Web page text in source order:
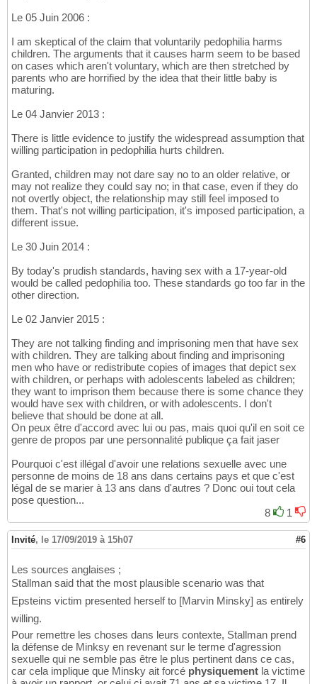
Le 05 Juin 2006 :
I am skeptical of the claim that voluntarily pedophilia harms
children. The arguments that it causes harm seem to be based
on cases which aren't voluntary, which are then stretched by
parents who are horrified by the idea that their little baby is
maturing.
Le 04 Janvier 2013 :
There is little evidence to justify the widespread assumption that
willing participation in pedophilia hurts children.
Granted, children may not dare say no to an older relative, or
may not realize they could say no; in that case, even if they do
not overtly object, the relationship may still feel imposed to
them. That's not willing participation, it's imposed participation, a
different issue.
Le 30 Juin 2014 :
By today's prudish standards, having sex with a 17-year-old
would be called pedophilia too. These standards go too far in the
other direction.
Le 02 Janvier 2015 :
They are not talking finding and imprisoning men that have sex
with children. They are talking about finding and imprisoning
men who have or redistribute copies of images that depict sex
with children, or perhaps with adolescents labeled as children;
they want to imprison them because there is some chance they
would have sex with children, or with adolescents. I don't
believe that should be done at all.
On peux être d'accord avec lui ou pas, mais quoi qu'il en soit ce
genre de propos par une personnalité publique ça fait jaser
Pourquoi c'est illégal d'avoir une relations sexuelle avec une
personne de moins de 18 ans dans certains pays et que c'est
légal de se marier à 13 ans dans d'autres ? Donc oui tout cela
pose question...
8
1
Invité, le 17/09/2019 à 15h07 #6
Les sources anglaises ;
Stallman said that the most plausible scenario was that
Epsteins victim presented herself to [Marvin Minsky] as entirely
willing.
Pour remettre les choses dans leurs contexte, Stallman prend
la défense de Minksy en revenant sur le terme d'agression
sexuelle qui ne semble pas être le plus pertinent dans ce cas,
car cela implique que Minsky ait forcé physiquement la victime